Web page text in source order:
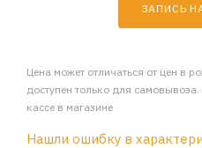
ЗАПИСЬ
Цена может отличаться от цен в
доступен только для
кассе в магазине
Нашли ошибку в